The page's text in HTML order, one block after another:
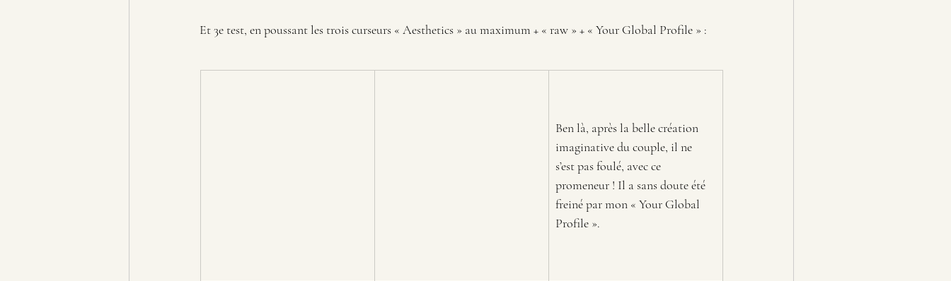
Et 3e test, en poussant les trois curseurs « Aesthetics » au maximum + « raw » + « Your Global Profile » :
Ben là, après la belle création
imaginative du couple, il ne
s’est pas foulé, avec ce
promeneur ! Il a sans doute été
freiné par mon « Your Global
Profile ».